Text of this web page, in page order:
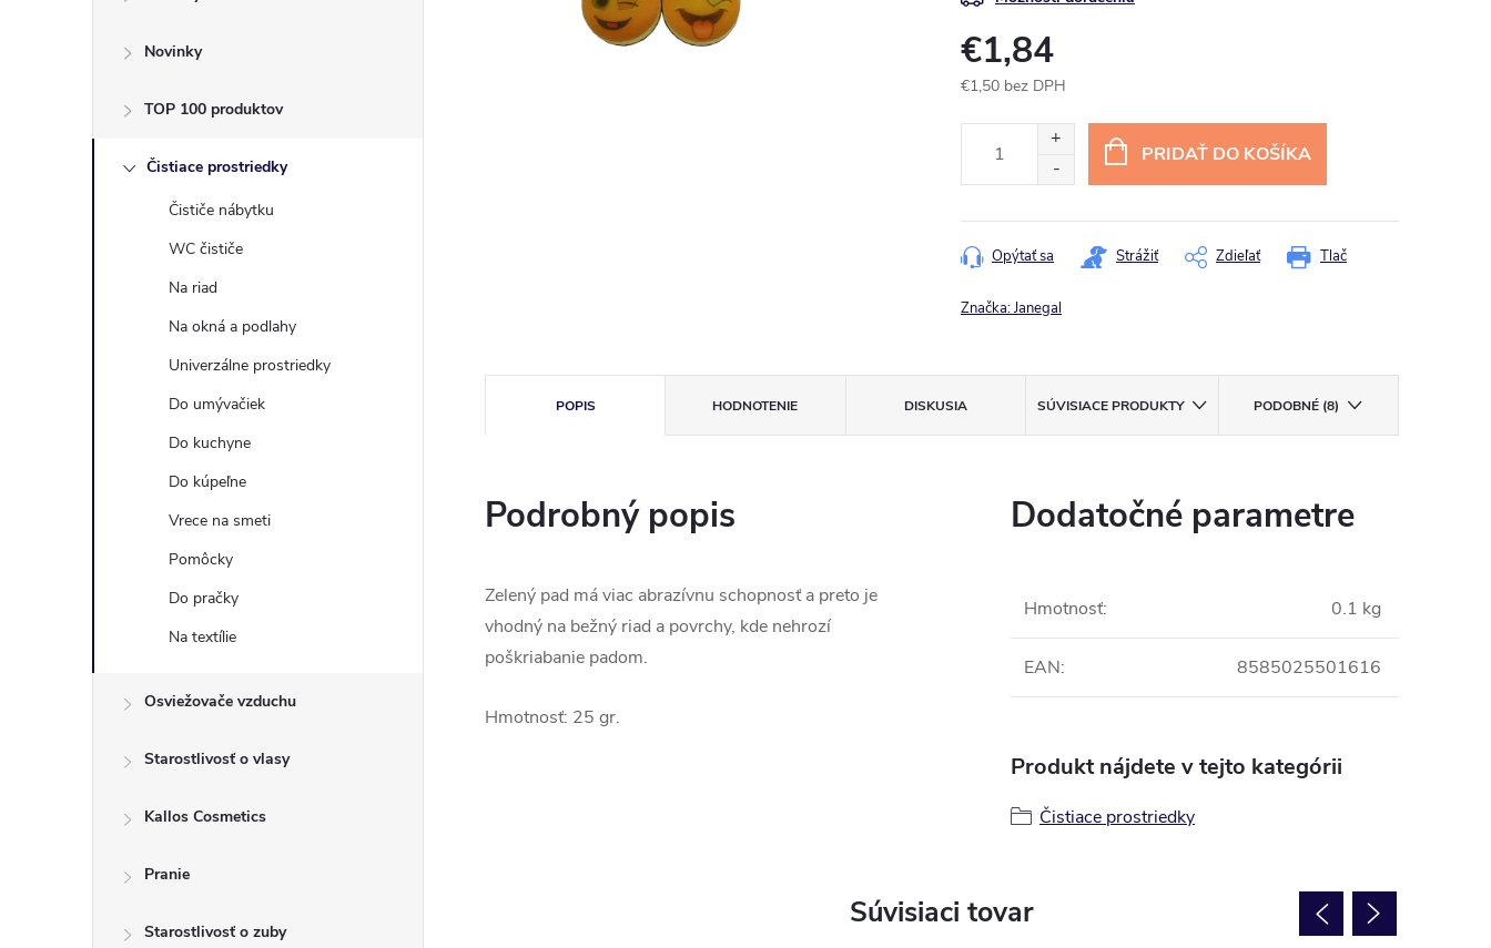
a
Novinky
TOP 100 produktov
Čistiace prostriedky
Čističe nábytku
WC čističe
Na riad
Na okná a podlahy
Univerzálne prostriedky
Do umývačiek
Do kuchyne
Do kúpeľne
Vrece na smeti
Pomôcky
Do pračky
Na textílie
Osviežovače vzduchu
Starostlivosť o vlasy
Kallos Cosmetics
Pranie
Starostlivosť o zuby
€1,84
€1,50 bez DPH
PRIDAŤ DO KOŠÍKA
Tlač
Opýtať sa Strážiť Zdieľať
Značka:Janegal
POPIS HODNOTENIE DISKUSIA SÚVISIACE PRODUKTY PODOBNÉ (8)
Podrobný popis
Zelený pad má viac abrazívnu schopnosť a preto je
vhodný na bežný riad a povrchy, kde nehrozí
poškriabanie padom.
Hmotnosť: 25 gr.
Dodatočné parametre
Hmotnosť: 0.1 kg
EAN: 8585025501616
Produkt nájdete v tejto kategórii
Čistiace prostriedky
Súvisiaci tovar